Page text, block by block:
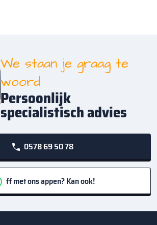
We staan je graag te
woord
Persoonlijk
specialistisch advies
0578 69 50 78
ff met ons appen? Kan ook!